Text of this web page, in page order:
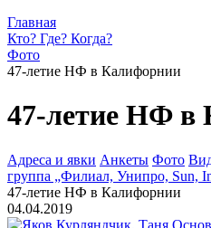
Главная
Кто? Где? Когда?
Фото
47-летие НФ в Калифорнии
47-летие НФ в
Адреса и явки Анкеты Фото
группа „Филиал, Унипро, Sun,
47-летие НФ в Калифорнии
04.04.2019